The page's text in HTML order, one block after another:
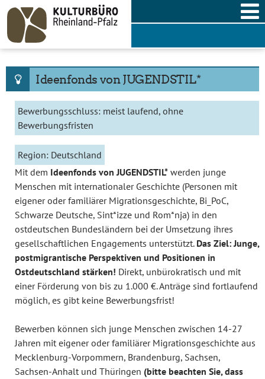
Skip
content
Ideenfonds von JUGENDSTIL*
Bewerbungsschluss: meist laufend, ohne
Bewerbungsfristen
Region: Deutschland
Mit dem Ideenfonds von JUGENDSTIL* werden junge
Menschen mit internationaler Geschichte (Personen mit
eigener oder familiärer Migrationsgeschichte, Bi_PoC,
Schwarze Deutsche, Sint*izze und Rom*nja) in den
ostdeutschen Bundesländern bei der Umsetzung ihres
gesellschaftlichen Engagements unterstützt. Das Ziel: Junge,
postmigrantische Perspektiven und Positionen in
Ostdeutschland stärken! Direkt, unbürokratisch und mit
einer Förderung von bis zu 1.000 €. Anträge sind fortlaufend
möglich, es gibt keine Bewerbungsfrist!
Bewerben können sich junge Menschen zwischen 14-27
Jahren mit eigener oder familiärer Migrationsgeschichte aus
Mecklenburg-Vorpommern, Brandenburg, Sachsen,
Sachsen-Anhalt und Thüringen (bitte beachten Sie, dass